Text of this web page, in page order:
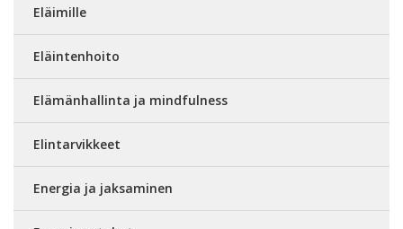
Eläimille
Eläintenhoito
Elämänhallinta ja mindfulness
Elintarvikkeet
Energia ja jaksaminen